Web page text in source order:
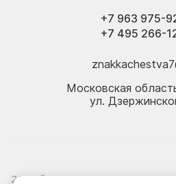
+7 495 266-
+7 963 975-
Московская
ул.
2026 © Электрика оптом и в